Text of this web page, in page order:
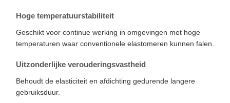
Hoge temperatuurstabiliteit
Geschikt voor continue werking in omgevingen met hoge
temperaturen waar conventionele elastomeren kunnen falen.
Uitzonderlijke verouderingsvastheid
Behoudt de elasticiteit en afdichting gedurende langere
gebruiksduur.